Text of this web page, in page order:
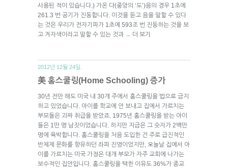
사용된 적이 있습니다.) 가온 다(중앙의 ‘도’)음의 경우 1초에
261.3 번 공기가 진동합니다. 이것을 듣고 음을 말할 수 있다
는 것은 우리가 전자기파가 1초에 593조 번 진동하는 것을 보
고 겨자색이라고 말할 수 있는 것과 → 더 보기
2012년 12월 24일.
美 홈스쿨링(Home Schooling) 증가
30년 전만 해도 미국 내 30개 주에서 홈스쿨링을 법으로 금지
하고 있었습니다. 아이를 학교에 안 보내고 집에서 가르치는
부모들은 괴짜 취급을 받았죠. 1975년 홈스쿨링을 받는 아이
들은 1만 명 남짓이었습니다. 하지만 지금은 그 숫자가 2백만
명에 육박합니다. 홈스쿨링을 처음 도입한 건 주로 급진적인
반체제 문화를 향유하던 좌파 진영이었지만, 오늘날 집에서 아
이를 가르치는 미국 가정은 대개 부모가 자주 교회에 나가는
보수적인 집안입니다. 홈스쿨링을 택한 이유도 36%가 종교